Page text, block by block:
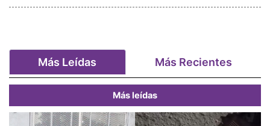
Más Leídas Más Recientes
Más leídas